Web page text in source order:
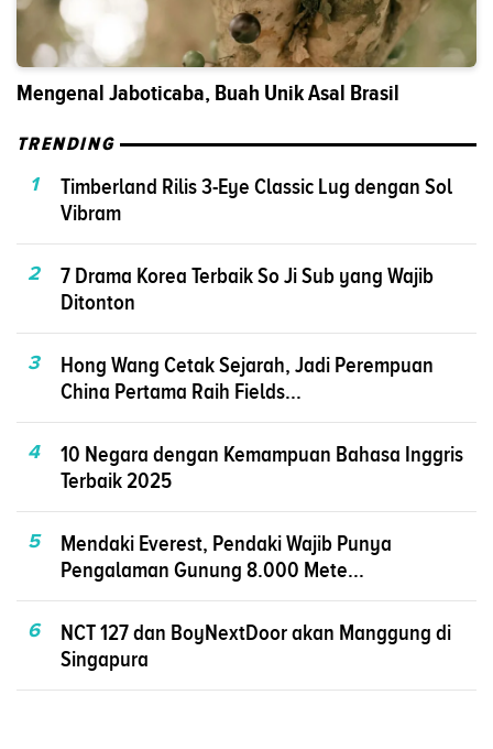
Mengenal Jaboticaba, Buah Unik Asal Brasil
TRENDING
1
Timberland Rilis 3-Eye Classic Lug dengan Sol
Vibram
2
7 Drama Korea Terbaik So Ji Sub yang Wajib
Ditonton
3
Hong Wang Cetak Sejarah, Jadi Perempuan
China Pertama Raih Fields...
4
10 Negara dengan Kemampuan Bahasa Inggris
Terbaik 2025
5
Mendaki Everest, Pendaki Wajib Punya
Pengalaman Gunung 8.000 Mete...
6
NCT 127 dan BoyNextDoor akan Manggung di
Singapura